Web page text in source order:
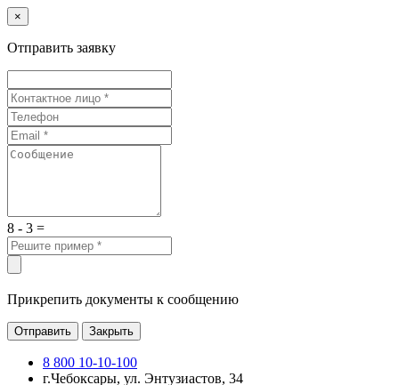
×
Отправить заявку
8 - 3 =
Прикрепить документы к сообщению
Отправить Закрыть
8 800 10-10-100
г.Чебоксары, ул. Энтузиастов, 34